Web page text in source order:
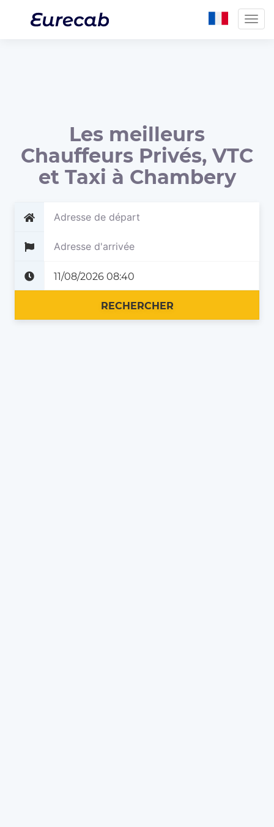
Les meilleurs
Chauffeurs Privés, VTC
et Taxi à Chambery
RECHERCHER